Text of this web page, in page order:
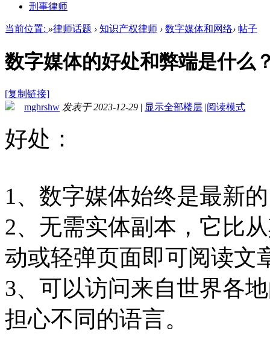
刑事律师
当前位置: »律师话题 › 知识产权律师 › 数字媒体和网络› 帖子
数字媒体的好处和弊端是什么
[复制链接]
mghrshw 发表于 2023-12-29 | 显示全部楼层 |阅读模式
好处：
1、数字媒体始终是最新
2、无需实体副本，它比
动或轻弹页面即可阅读文
3、可以访问来自世界各
担心不同的语言。